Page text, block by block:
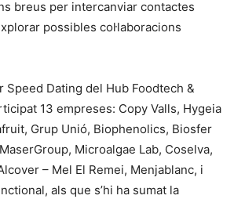
breus per intercanviar contactes
possibles col·laboracions
Speed Dating del Hub Foodtech &
13 empreses: Copy Valls, Hygeia
Grup Unió, Biophenolics, Biosfer
Microalgae Lab, Coselva,
– Mel El Remei, Menjablanc, i
als que s’hi ha sumat la